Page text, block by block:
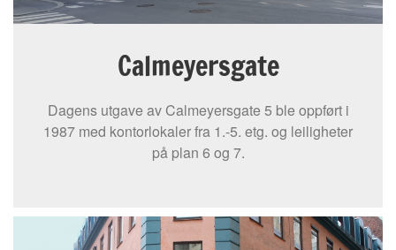
Calmeyersgate
Dagens utgave av Calmeyersgate 5 ble oppført i
1987 med kontorlokaler fra 1.-5. etg. og leiligheter
på plan 6 og 7.